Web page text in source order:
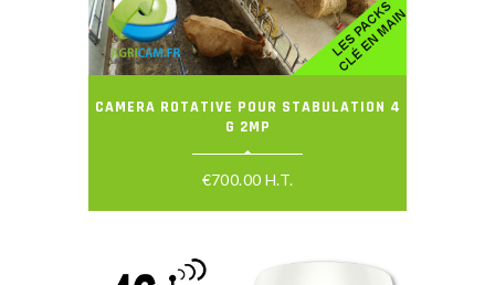
CAMERA ROTATIVE POUR STABULATION 4
G 2MP
€700.00 H.T.